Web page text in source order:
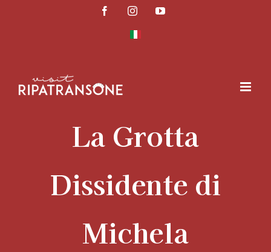
FacebookInstagramYouTube
La Grotta
Dissidente di
Michela